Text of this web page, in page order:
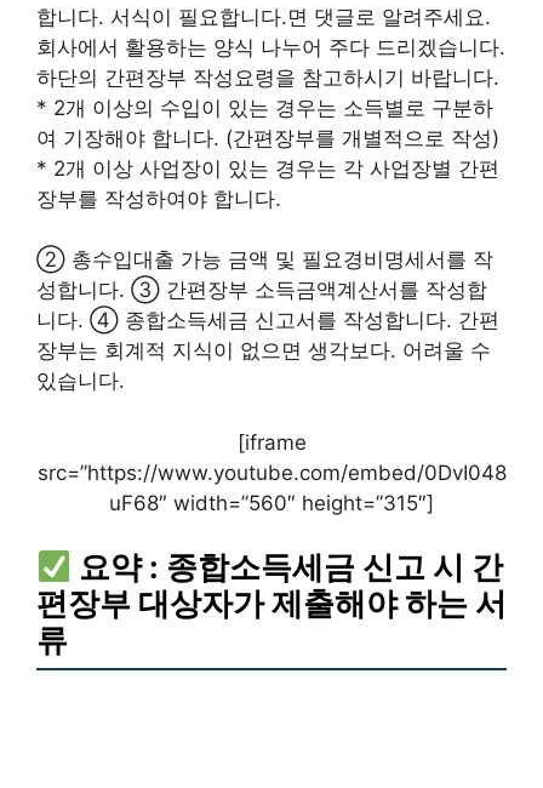
합니다. 서식이 필요합니다.면 댓글로 알려주세요.
회사에서 활용하는 양식 나누어 주다 드리겠습니다.
하단의 간편장부 작성요령을 참고하시기 바랍니다.
* 2개 이상의 수입이 있는 경우는 소득별로 구분하
여 기장해야 합니다. (간편장부를 개별적으로 작성)
* 2개 이상 사업장이 있는 경우는 각 사업장별 간편
장부를 작성하여야 합니다.
② 총수입대출 가능 금액 및 필요경비명세서를 작
성합니다. ③ 간편장부 소득금액계산서를 작성합
니다. ④ 종합소득세금 신고서를 작성합니다. 간편
장부는 회계적 지식이 없으면 생각보다. 어려울 수
있습니다.
[iframe
src=”https://www.youtube.com/embed/0DvI048
uF68″ width=”560″ height=”315″]
요약 : 종합소득세금 신고 시 간
편장부 대상자가 제출해야 하는 서
류